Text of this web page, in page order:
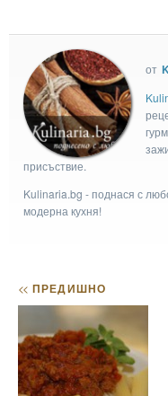
от
присъствие.
Kulinaria.bg - поднася с
модерна кухня!
<< ПРЕДИШНО